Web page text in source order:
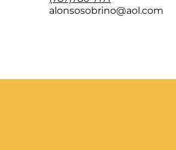
alonsosobrino@aol.com